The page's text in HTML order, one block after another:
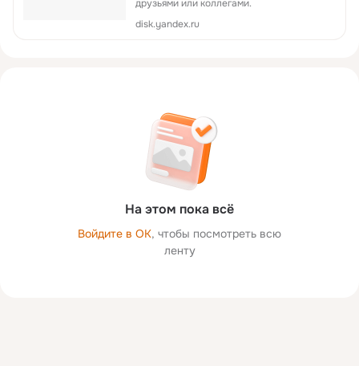
друзьями или коллегами.
disk.yandex.ru
На этом пока всё
Войдите в ОК, чтобы посмотреть всю
ленту